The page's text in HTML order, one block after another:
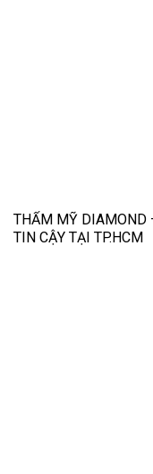
THẨM MỸ DIAMOND
TIN CẬY TẠI TP.HCM